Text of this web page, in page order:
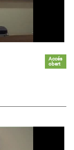
Accés
obert